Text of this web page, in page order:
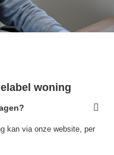
woning
kan via onze website, per